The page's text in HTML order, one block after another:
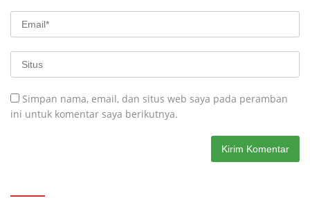
Simpan nama, email, dan situs web saya pada peramban
ini untuk komentar saya berikutnya.